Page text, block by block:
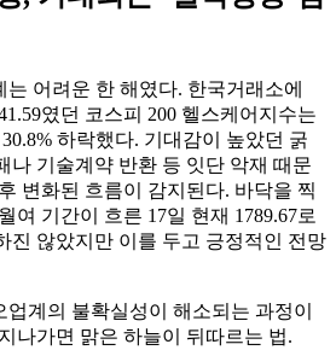
는 어려운 한 해였다. 한국거래소에
였던 코스피 200 헬스케어지수는
하락했다. 기대감이 높았던 굵
나 기술계약 반환 등 잇단 악재 때문
변화된 흐름이 감지된다. 바닥을 찍
여 기간이 흐른 17일 현재 1789.67로
진 않았지만 이를 두고 긍정적인 전망
업계의 불확실성이 해소되는 과정이
나가면 맑은 하늘이 뒤따르는 법.